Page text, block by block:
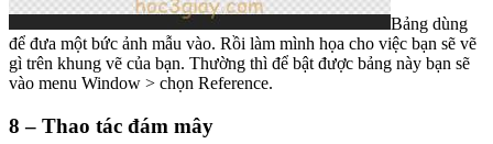
Bảng dùng
để đưa một bức ảnh mẫu vào. Rồi làm mình họa cho việc bạn sẽ vẽ
gì trên khung vẽ của bạn. Thường thì để bật được bảng này bạn sẽ
vào menu Window > chọn Reference.
8 – Thao tác đám mây